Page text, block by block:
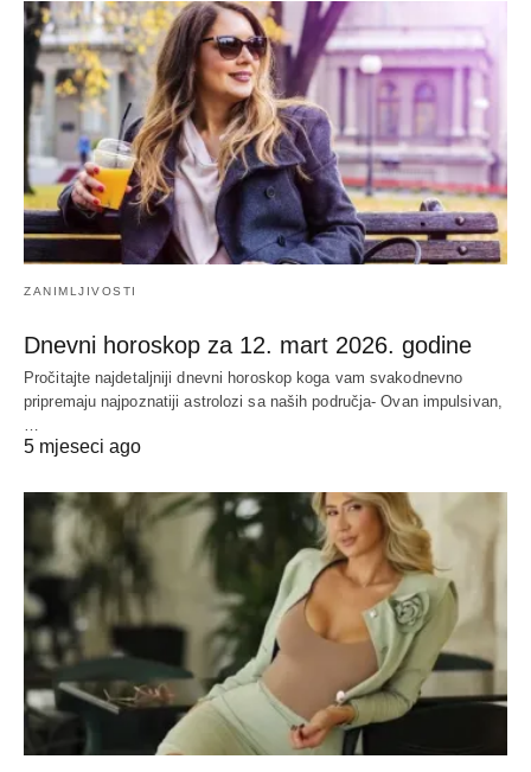
ZANIMLJIVOSTI
Dnevni horoskop za 12. mart 2026. godine
Pročitajte najdetaljniji dnevni horoskop koga vam svakodnevno
pripremaju najpoznatiji astrolozi sa naših područja- Ovan impulsivan,
5 mjeseci ago